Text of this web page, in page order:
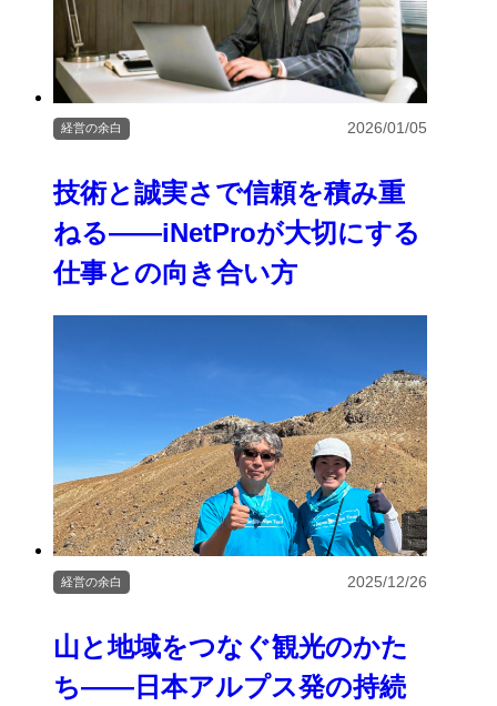
技術と誠実さで信頼を積み重
ねる――iNetProが大切にする
仕事との向き合い方
経営の余白 2026/01/05
山と地域をつなぐ観光のかた
ち――日本アルプス発の持続
経営の余白 2025/12/26